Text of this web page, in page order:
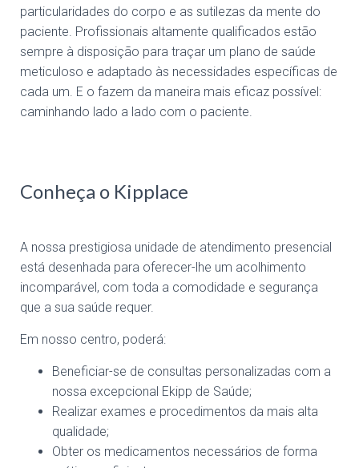
particularidades do corpo e as sutilezas da mente do
paciente. Profissionais altamente qualificados estão
sempre à disposição para traçar um plano de saúde
meticuloso e adaptado às necessidades específicas de
cada um. E o fazem da maneira mais eficaz possível:
caminhando lado a lado com o paciente.
Conheça o Kipplace
A nossa prestigiosa unidade de atendimento presencial
está desenhada para oferecer-lhe um acolhimento
incomparável, com toda a comodidade e segurança
que a sua saúde requer.
Em nosso centro, poderá:
Beneficiar-se de consultas personalizadas com a
nossa excepcional Ekipp de Saúde;
Realizar exames e procedimentos da mais alta
qualidade;
Obter os medicamentos necessários de forma